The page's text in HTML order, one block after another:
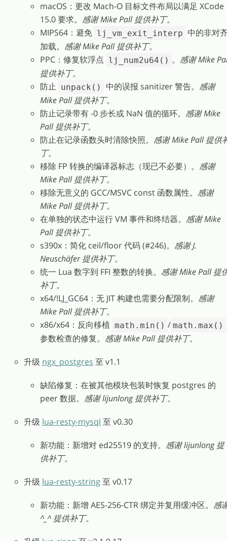
macOS：更改 Mach-O 目标文件布局以满足 XCode
15.0 要求。 感谢 Mike Pall 提供补丁。
MIPS64：避免 lj_vm_exit_interp 中的非对
加载。 感谢 Mike Pall 提供补丁。
PPC：修复软浮点 lj_num2u64() 。 感谢 Mike
提供补丁。
防止 unpack() 中的误报 sanitizer 警告。 感谢
Mike Pall 提供补丁。
防止记录带有 -0 步长或 NaN 值的循环。 感谢 Mike
Pall 提供补丁。
防止在记录函数头时清除快照。 感谢 Mike Pall 提供
丁。
移除 FP 转换的编译器标志（现已不必要）。 感谢
Mike Pall 提供补丁。
移除无意义的 GCC/MSVC const 函数属性。 感谢
Mike Pall 提供补丁。
在单独的状态中运行 VM 事件和终结器。 感谢 Mike
Pall 提供补丁。
s390x：简化 ceil/floor 代码 (#246)。 感谢 J.
Neuschäfer 提供补丁。
统一 Lua 数字到 FFI 整数的转换。 感谢 Mike Pall 提
补丁。
x64/!LJ_GC64：无 JIT 构建也需要分配限制。 感谢
Mike Pall 提供补丁。
x86/x64：反向移植 math.min() / math.max()
参数检查的修复。 感谢 Mike Pall 提供补丁。
升级 ngx_postgres 至 v1.1
缺陷修复：在被其他模块包装时恢复 postgres 的
peer 数据。 感谢 lijunlong 提供补丁。
升级 lua-resty-mysql 至 v0.30
新功能：新增对 ed25519 的支持。 感谢 lijunlong 提
供补丁。
升级 lua-resty-string至 v0.17
新功能：新增 AES-256-CTR 绑定并复用缓冲区。 感
^_^ 提供补丁。